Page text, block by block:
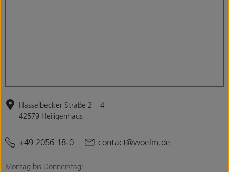
Hasselbecker Straße 2 – 4
42579 Heiligenhaus
+49 2056 18-0 contact@woelm.de
Montag bis Donnerstag: